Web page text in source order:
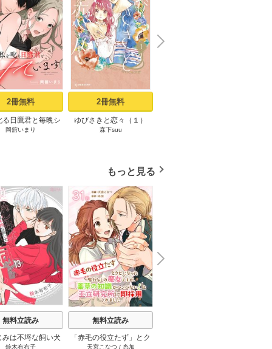
2冊無料
る日鷹君と毎晩シ
す［ばら売り］ 第
岡舘いまり
2冊無料
ゆびさきと恋々（１）
森下suu
N
e
x
t
もっと見る
無料立読み
みは不埒な飼い犬
鈴木有布子
無料立読み
「赤毛の役立たず」とク
天宮こなつ / 糸加
N
e
x
t